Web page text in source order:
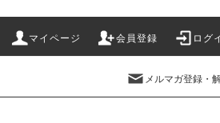
マイページ 会員登録 ログ
メルマガ登録・